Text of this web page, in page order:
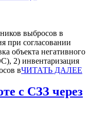
выбросов в
при согласовании
объекта негативного
2) инвентаризация
вЧИТАТЬ ДАЛЕЕ
с СЗЗ через